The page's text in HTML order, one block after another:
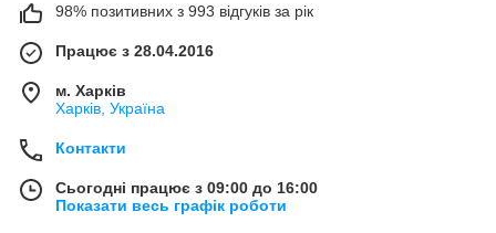
98% позитивних з 993 відгуків за рік
Працює з 28.04.2016
м. Харків
Харків, Україна
Контакти
Сьогодні працює з 09:00 до 16:00
Показати весь графік роботи